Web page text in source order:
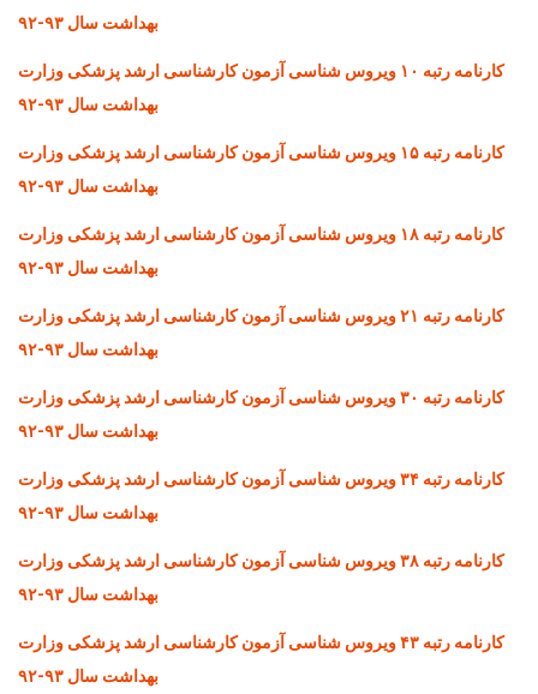
بهداشت سال ۹۳-۹۲
کارنامه رتبه ۱۰ ویروس شناسی آزمون کارشناسی ارشد پزشکی وزارت
بهداشت سال ۹۳-۹۲
کارنامه رتبه ۱۵ ویروس شناسی آزمون کارشناسی ارشد پزشکی وزارت
بهداشت سال ۹۳-۹۲
کارنامه رتبه ۱۸ ویروس شناسی آزمون کارشناسی ارشد پزشکی وزارت
بهداشت سال ۹۳-۹۲
کارنامه رتبه ۲۱ ویروس شناسی آزمون کارشناسی ارشد پزشکی وزارت
بهداشت سال ۹۳-۹۲
کارنامه رتبه ۳۰ ویروس شناسی آزمون کارشناسی ارشد پزشکی وزارت
بهداشت سال ۹۳-۹۲
کارنامه رتبه ۳۴ ویروس شناسی آزمون کارشناسی ارشد پزشکی وزارت
بهداشت سال ۹۳-۹۲
کارنامه رتبه ۳۸ ویروس شناسی آزمون کارشناسی ارشد پزشکی وزارت
بهداشت سال ۹۳-۹۲
کارنامه رتبه ۴۳ ویروس شناسی آزمون کارشناسی ارشد پزشکی وزارت
بهداشت سال ۹۳-۹۲